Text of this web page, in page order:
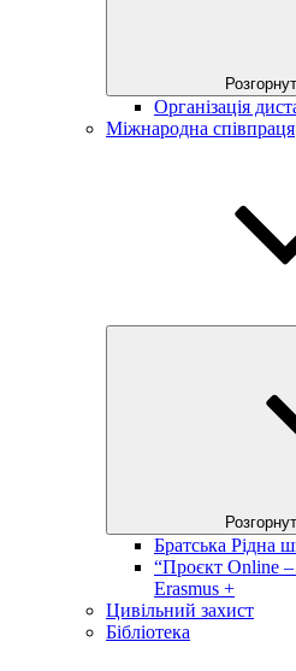
Організація
Міжнародна співпраця
Братська Рідна
“Проєкт Online –
Erasmus +
Цивільний захист
Бібліотека